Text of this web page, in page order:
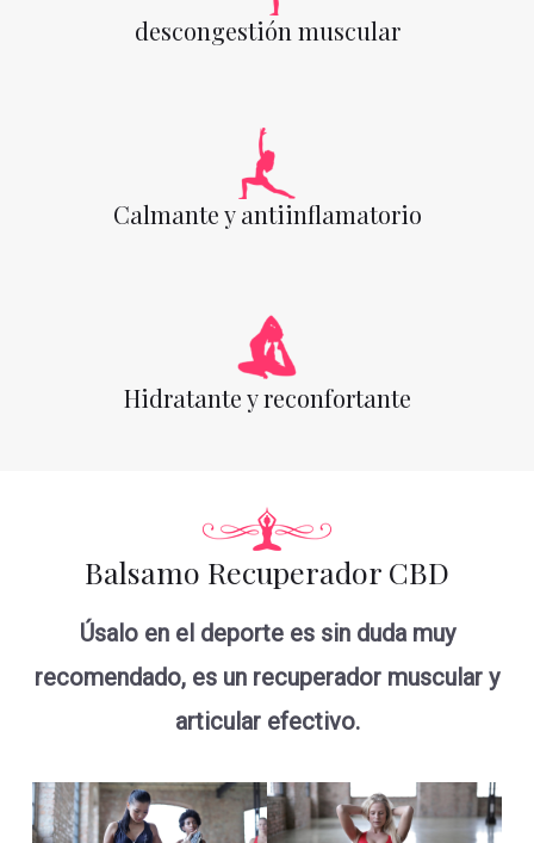
descongestión muscular
Calmante y antiinflamatorio
Hidratante y reconfortante
Balsamo Recuperador CBD
Úsalo en el deporte es sin duda muy
recomendado, es un recuperador muscular y
articular efectivo.